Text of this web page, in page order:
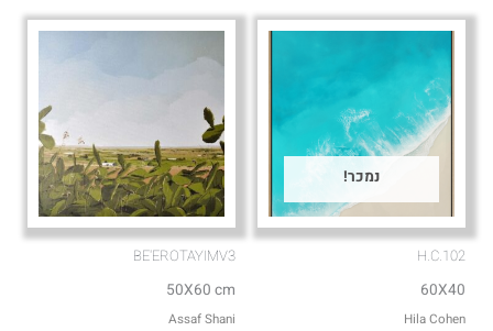
נמכר!
H.C.102
60X40
Hila Cohen
BE'EROTAYIMV3
50X60 cm
Assaf Shani